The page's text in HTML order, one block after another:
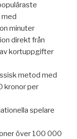
med
minuter
direkt från
kortuppgifter
metod med
kronor per
spelare
över 100 000